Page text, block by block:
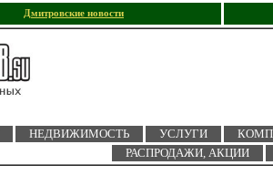
Дмитровские новости
НЕДВИЖИМОСТЬ УСЛУГИ
РАСПРОДАЖИ, АКЦИИ